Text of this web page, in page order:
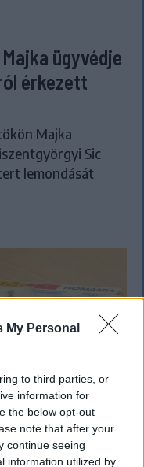
My Personal
to third parties, or
information for
the below opt-out
note that after your
continue seeing
information utilized by
ügyvédje
érkezett
Majka
Sic
lemondását